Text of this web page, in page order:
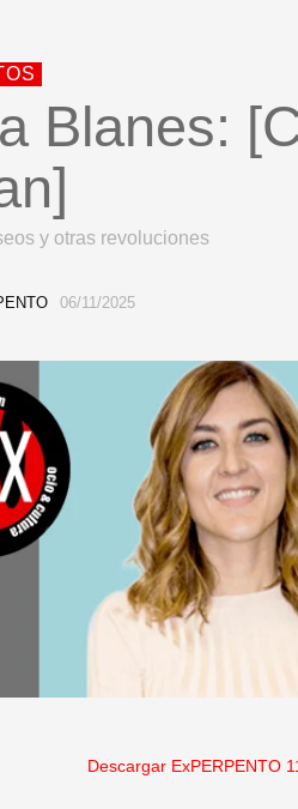
Blanes:
y otras revoluciones
06/11/2025
Descargar ExPERPENTO